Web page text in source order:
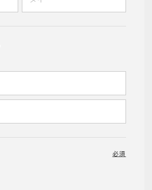
必須